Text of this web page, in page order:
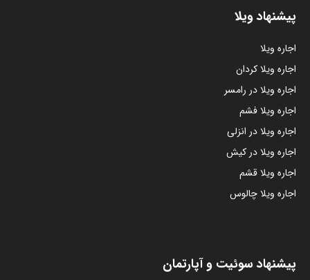
پیشنهاد ویلا
اجاره ویلا
اجاره ویلا کردان
اجاره ویلا در رامسر
اجاره ویلا فشم
اجاره ویلا در انزلی
اجاره ویلا در کیش
اجاره ویلا قشم
اجاره ویلا چالوس
پیشنهاد سوئیت و آپارتمان